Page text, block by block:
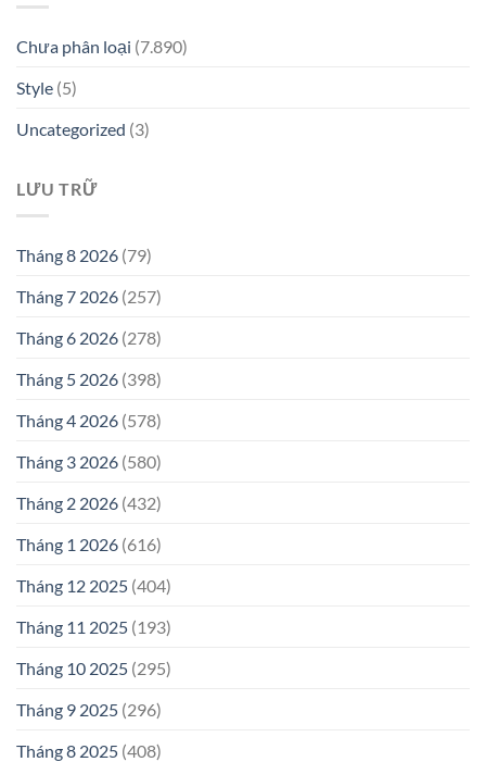
Chưa phân loại (7.890)
Style (5)
Uncategorized (3)
LƯU TRỮ
Tháng 8 2026 (79)
Tháng 7 2026 (257)
Tháng 6 2026 (278)
Tháng 5 2026 (398)
Tháng 4 2026 (578)
Tháng 3 2026 (580)
Tháng 2 2026 (432)
Tháng 1 2026 (616)
Tháng 12 2025 (404)
Tháng 11 2025 (193)
Tháng 10 2025 (295)
Tháng 9 2025 (296)
Tháng 8 2025 (408)